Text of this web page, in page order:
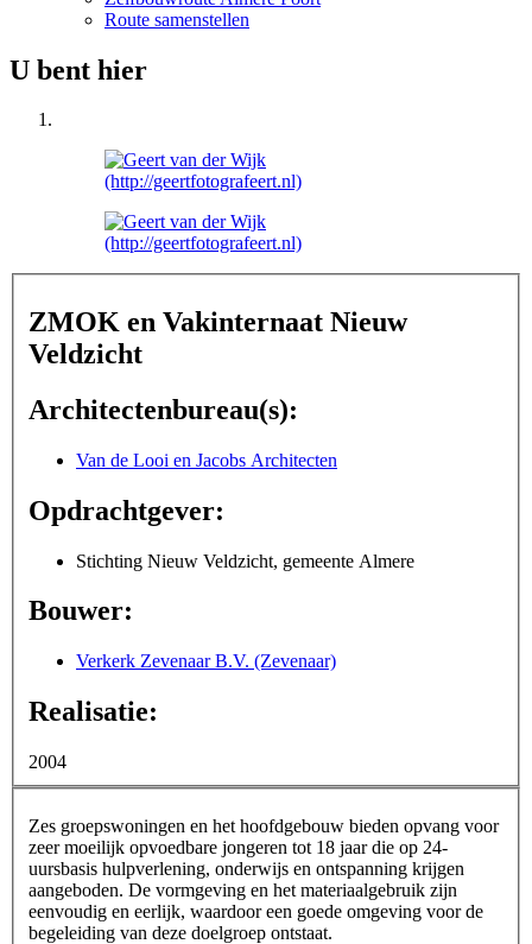
Route samenstellen
U bent hier
ZMOK en Vakinternaat Nieuw
Veldzicht
Architectenbureau(s):
Van de Looi en Jacobs Architecten
Opdrachtgever:
Stichting Nieuw Veldzicht, gemeente Almere
Bouwer:
Verkerk Zevenaar B.V. (Zevenaar)
Realisatie:
2004
Zes groepswoningen en het hoofdgebouw bieden opvang voor
zeer moeilijk opvoedbare jongeren tot 18 jaar die op 24-
uursbasis hulpverlening, onderwijs en ontspanning krijgen
aangeboden. De vormgeving en het materiaalgebruik zijn
eenvoudig en eerlijk, waardoor een goede omgeving voor de
begeleiding van deze doelgroep ontstaat.